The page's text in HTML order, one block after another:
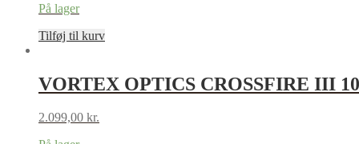
På lager
Tilføj til kurv
VORTEX OPTICS CROSSFIRE III
2.099,00 kr.